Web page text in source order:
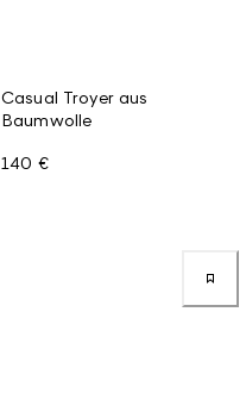
Casual Troyer aus
Baumwolle
140 €